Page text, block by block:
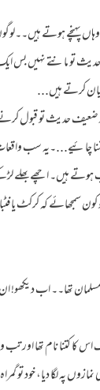
پہنچے ہوتے
تو مانتے نہیں
کرتے ہیں...
تو قبول کرنے
چائیے...۔یہ سب
ہیں۔ اچھے بھلے
کون سمجھائے کہ کرکٹ
مسلمان تھا۔۔ اب
کتنا نام تھا اور
پہ لگا دیا، خود تو